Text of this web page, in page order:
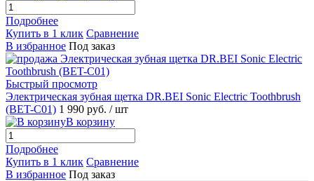
Подробнее
Купить в 1 клик Сравнение
В избранное Под заказ
Быстрый просмотр
Электрическая зубная щетка DR.BEI Sonic Electric Toothbrush
(BET-C01) 1 990 руб. / шт
В корзину
Подробнее
Купить в 1 клик Сравнение
В избранное Под заказ